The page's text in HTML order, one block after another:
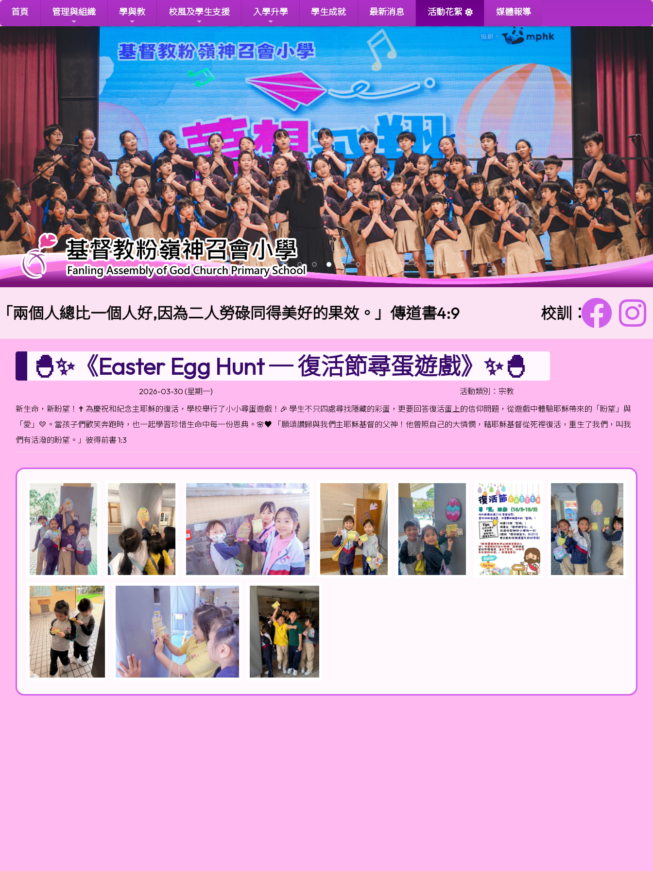
首頁 管理與組織 學與教 校風及學生支援 入學升學 學生成就 最新消息 活動花絮 媒體報導
總比一個人好,因為二人勞碌同得美好的果效。」傳道書4:9 校訓：樂善勇敢 信
🐣✨《Easter Egg Hunt ─ 復活節尋蛋遊戲》✨🐣
2026-03-30 (星期一)
活動類別：宗教
新生命，新盼望！✝️ 為慶祝和紀念主耶穌的復活，學校舉行了小小尋蛋遊戲！🎉 學生不只四處尋找隱藏的彩蛋，更要回答復活蛋上的信仰問題，從遊戲中體驗耶穌帶來的「盼望」與
「愛」💛。當孩子們歡笑奔跑時，也一起學習珍惜生命中每一份恩典。🌸♥️ 「願頌讚歸與我們主耶穌基督的父神！他曾照自己的大憐憫，藉耶穌基督從死裡復活，重生了我們，叫我
們有活潑的盼望。」彼得前書 1:3